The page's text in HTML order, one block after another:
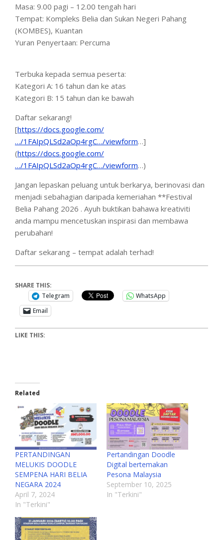
Masa: 9.00 pagi – 12.00 tengah hari
Tempat: Kompleks Belia dan Sukan Negeri Pahang
(KOMBES), Kuantan
Yuran Penyertaan: Percuma
Terbuka kepada semua peserta:
Kategori A: 16 tahun dan ke atas
Kategori B: 15 tahun dan ke bawah
Daftar sekarang!
[https://docs.google.com/
…/1FAIpQLSd2aOp4rgC…/viewform…]
(https://docs.google.com/
…/1FAIpQLSd2aOp4rgC…/viewform…)
Jangan lepaskan peluang untuk berkarya, berinovasi dan
menjadi sebahagian daripada kemeriahan **Festival
Belia Pahang 2026 . Ayuh buktikan bahawa kreativiti
anda mampu mencetuskan inspirasi dan membawa
perubahan!
Daftar sekarang – tempat adalah terhad!
SHARE THIS:
Telegram
WhatsApp
Email
LIKE THIS:
Related
PERTANDINGAN
MELUKIS DOODLE
SEMPENA HARI BELIA
NEGARA 2024
April 7, 2024
In "Terkini"
Pertandingan Doodle
Digital bertemakan
Pesona Malaysia
September 10, 2025
In "Terkini"